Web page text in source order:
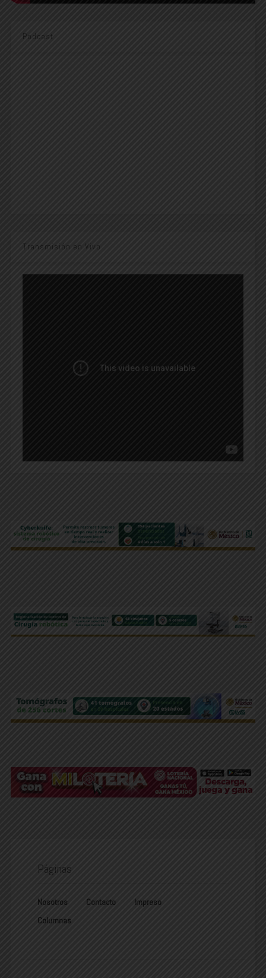
Podcast
Transmisión en Vivo
Páginas
Nosotros Contacto
Impreso
Columnas